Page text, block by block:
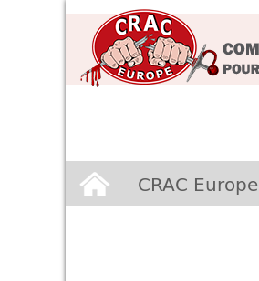
Aller
au
CRAC Europe